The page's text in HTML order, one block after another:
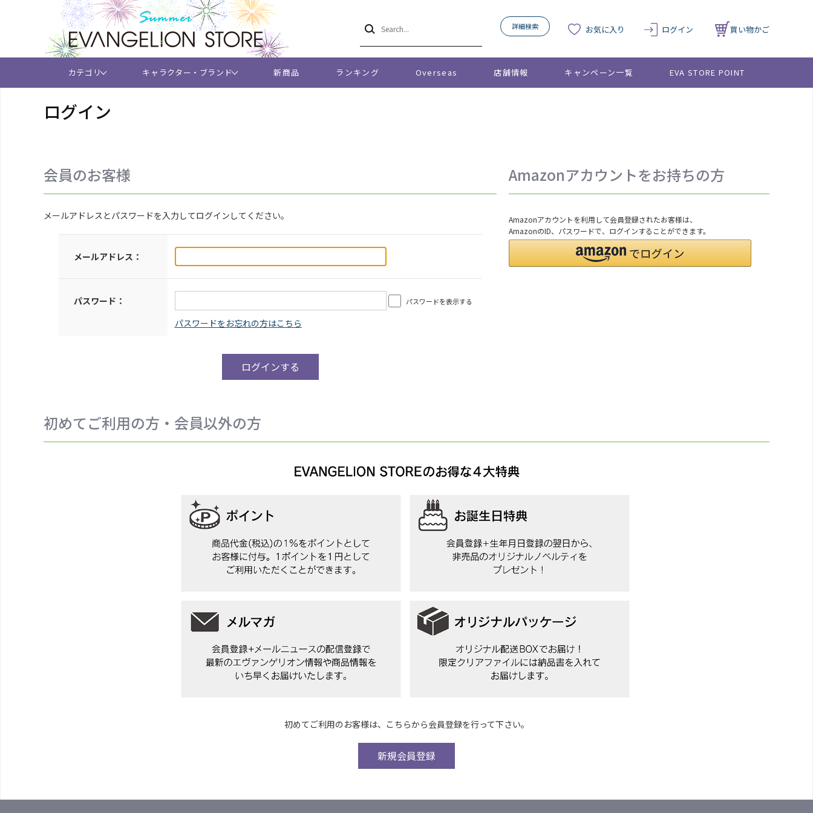
詳細検索 お気に入り ログイン 買い物かご
カテゴリ キャラクター・ブランド 新商品 ランキング Overseas 店舗情報 キャンペーン一覧 EVA STORE POINT
ログイン
会員のお客様
メールアドレスとパスワードを入力してログインしてください。
メールアドレス：
パスワード： パスワードを表示する
Amazonアカウントをお持ちの方
Amazonアカウントを利用して会員登録されたお客様は、
AmazonのID、パスワードで、ログインすることができます。
初めてご利用の方・会員以外の方